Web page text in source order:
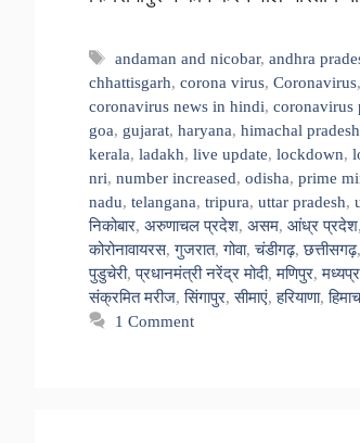
Tags
andaman and nicobar,andhra
chhattisgarh, corona virus, Coronavirus,
coronavirus news in hindi, coronavirus
goa, gujarat, haryana, himachal pradesh
kerala, ladakh, live update, lockdown,
nri, number increased, odisha, prime
nadu, telangana, tripura, uttar pradesh,
निकोबार, अरुणाचल प्रदेश, असम, आंध्र प्रदेश
कोरोनावायरस,गुजरात,गोवा,चंडीगढ़,छत्तीसगढ़
पुडुचेरी,प्रधानमंत्री नरेंद्र मोदी,मणिपुर,
संक्रमित मरीज,सिंगापुर,सीमाएं,हरियाणा,
1 Comment